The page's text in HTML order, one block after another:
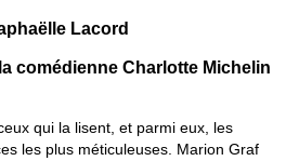
Lacord
comédienne Charlotte Michelin
qui la lisent, et parmi eux, les
les plus méticuleuses. Marion Graf